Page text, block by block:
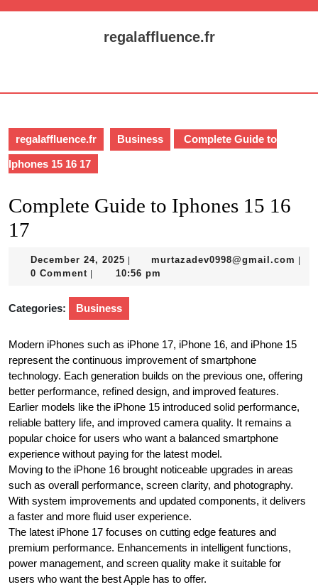
regalaffluence.fr
regalaffluence.fr Business Complete Guide to
Iphones 15 16 17
Complete Guide to Iphones 15 16
17
December 24, 2025 December
24,
murtazadev0998@gmail.com
0 Comment 10:56 pm
Categories: Business
Modern iPhones such as iPhone 17, iPhone 16, and iPhone 15
represent the continuous improvement of smartphone
technology. Each generation builds on the previous one, offering
better performance, refined design, and improved features.
Earlier models like the iPhone 15 introduced solid performance,
reliable battery life, and improved camera quality. It remains a
popular choice for users who want a balanced smartphone
experience without paying for the latest model.
Moving to the iPhone 16 brought noticeable upgrades in areas
such as overall performance, screen clarity, and photography.
With system improvements and updated components, it delivers
a faster and more fluid user experience.
The latest iPhone 17 focuses on cutting edge features and
premium performance. Enhancements in intelligent functions,
power management, and screen quality make it suitable for
users who want the best Apple has to offer.